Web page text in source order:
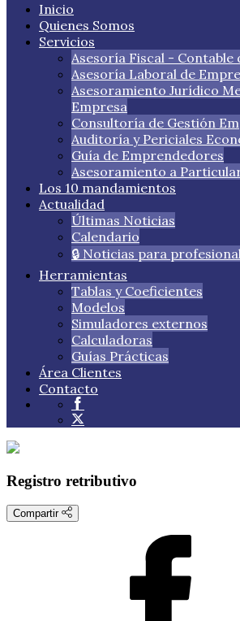
Inicio
Quienes Somos
Servicios
Asesoría Fiscal - Contable
Asesoría Laboral de
Asesoramiento Jurídico
Empresa
Consultoría de Gestión
Auditoría y Periciales
Guía de Emprendedores
Asesoramiento a
Los 10 mandamientos
Actualidad
Últimas Noticias
Calendario
🔒 Noticias para
Herramientas
Tablas y Coeficientes
Modelos
Simuladores externos
Calculadoras
Guías Prácticas
Área Clientes
Contacto
Registro retributivo
Compartir